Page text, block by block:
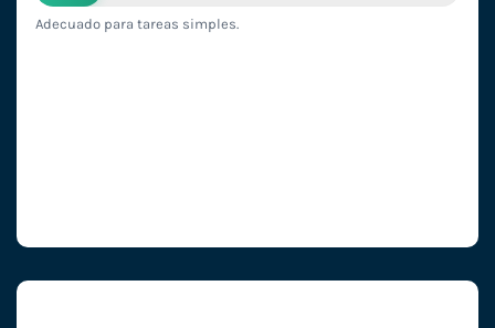
Adecuado para tareas simples.